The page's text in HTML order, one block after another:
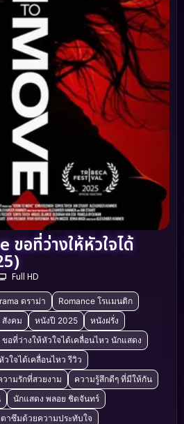
อที่ว่างให้หัวใจได้
Full HD
ดราม่า
Romance โรแมนติก
สังคม หนังปี 2025
หนังฝรั่ง
ขอที่ว่างให้หัวใจได้เคลื่อนไหว นักแสดง
ใจได้เคลื่อนไหว รีวิว
วามรักที่สวยงาม
ความรู้สึกดีๆ ที่มีให้กัน
นักแสดง พลอย ชิดจันทร์
าซึมด้วยความประทับใจ